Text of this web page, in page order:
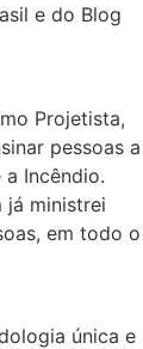
e do Blog
Projetista,
pessoas a
Incêndio.
já ministrei
em todo o
única e